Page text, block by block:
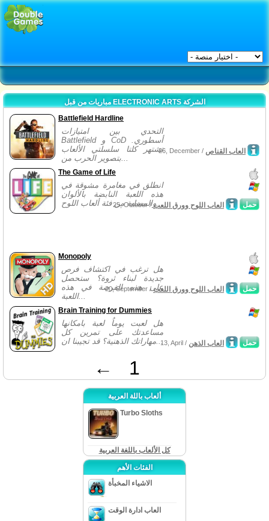
مباريات من قبل ELECTRONIC ARTS الشركة
Battlefield Hardline
التحدي بين امتيازات
Battlefield و CoD أسطوري.
تشتهر كلتا سلسلتي الألعاب
بتصوير الحرب من...
26, December / العاب القناص
The Game of Life
انطلق في مغامرة مشوقة في
هذه اللعبة النابضة بالألوان
والمسلية من فئة ألعاب اللوح...
حمل 25, October /العاب اللوح وورق اللعب
Monopoly
هل ترغب في اكتشاف فرص
جديدة لبناء ثروة؟ ستحصل
على هذه الفرصة في هذه
اللعبة...
حمل 20, September /العاب اللوح وورق اللعب
Brain Training for Dummies
هل لعبت يوماُ لعبة بامكانها
مساعدتك على تمرين كل
مهاراتك الذهنية؟ قد تجيبنا ان...
حمل 13, April / العاب الذهن
← 1
ألعاب باللة العربية
Turbo Sloths
كل الألعاب باللغة العربية
الفئات الأهم
الاشياء المخبأة
العاب ادارة الوقت